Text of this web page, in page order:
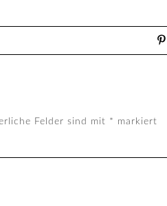
Felder sind mit * markiert